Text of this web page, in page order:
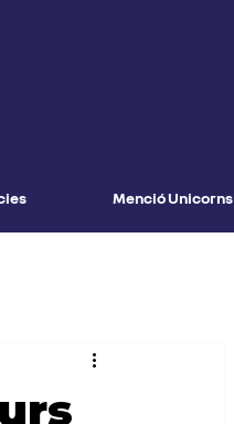
Menció Unicorns